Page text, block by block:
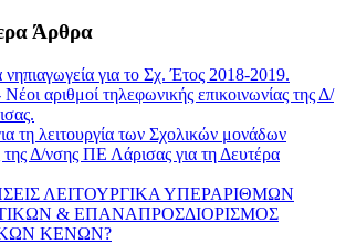
Άρθρα
για το Σχ. Έτος 2018-2019.
αριθμοί τηλεφωνικής επικοινωνίας της Δ/
τη λειτουργία των Σχολικών μονάδων
της Δ/νσης ΠΕ Λάρισας για τη Δευτέρα
ΛΕΙΤΟΥΡΓΙΚΑ ΥΠΕΡΑΡΙΘΜΩΝ
& ΕΠΑΝΑΠΡΟΣΔΙΟΡΙΣΜΟΣ
ΚΕΝΩΝ?